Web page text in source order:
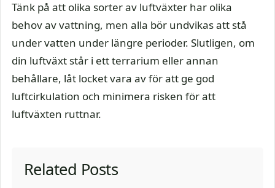
Tänk på att olika sorter av luftväxter har olika
behov av vattning, men alla bör undvikas att stå
under vatten under längre perioder. Slutligen, om
din luftväxt står i ett terrarium eller annan
behållare, låt locket vara av för att ge god
luftcirkulation och minimera risken för att
luftväxten ruttnar.
Related Posts